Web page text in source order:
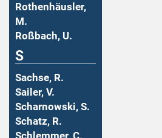
Rothenhäusler,
M.
Roßbach, U.
S
Sachse, R.
Sailer, V.
Scharnowski, S.
Schatz, R.
Schlemmer, C.